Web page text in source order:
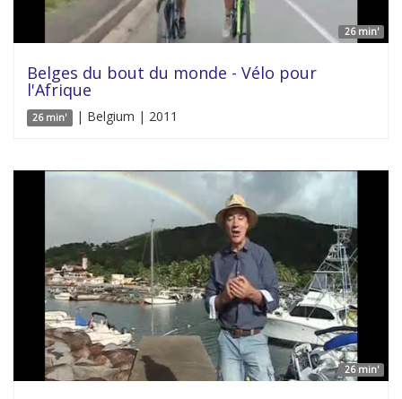
26 min'
Belges du bout du monde - Vélo pour
l'Afrique
26 min' | Belgium | 2011
26 min'